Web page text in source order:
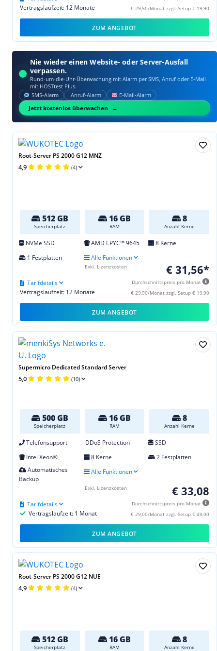
€ 29,90/Monat zzgl. Setup € 19,90
Vertragslaufzeit: 12 Monate
ZUM ANGEBOT
Nie wieder einen Website- oder Server-Ausfall
verpassen.
Rund-um-die-Uhr-Überwachung mit Alarm per SMS, Anruf oder E‑Mail
mit HOSTtest Plus.
SMS‑Alarm Anruf‑Alarm E‑Mail‑Alarm
Jetzt kostenlos überwachen
Root-Server PS 2000 G12 MNZ
4,9 (4)
512 GB
Speicherplatz
16 GB
RAM
8
Anzahl Kerne
NVMe SSD AMD EPYC™ 9645
8 Kerne
1 Festplatten
Alle Funktionen
€ 31,56*
Durchschnittspreis pro Monat
€ 29,90/Monat zzgl. Setup € 19,90
Vertragslaufzeit: 12 Monate
Tarifdetails
Exkl. Lizenzkosten
ZUM ANGEBOT
Supermicro Dedicated Standard Server
5,0 (10)
500 GB
Speicherplatz
16 GB
RAM
8
Anzahl Kerne
Telefonsupport DDoS Protection
SSD
Intel Xeon®
8 Kerne
2 Festplatten
Automatisches
Backup
Alle Funktionen
€ 33,08
Durchschnittspreis pro Monat
€ 29,00/Monat zzgl. Setup € 49,00
Vertragslaufzeit: 1 Monat
Tarifdetails
Exkl. Lizenzkosten
ZUM ANGEBOT
Root-Server PS 2000 G12 NUE
4,9 (4)
512 GB
Speicherplatz
16 GB
RAM
8
Anzahl Kerne